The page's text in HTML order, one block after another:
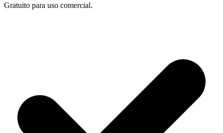
Gratuito para uso comercial.